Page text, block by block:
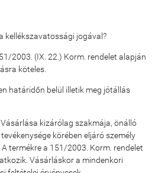
kellékszavatossági jogával?
2003. (IX. 22.) Korm. rendelet alapján
köteles.
határidőn belül illetik meg jótállás
kizárólag szakmája, önálló
körében eljáró személy
termékre a 151/2003. Korm. rendelet
Vásárláskor a mindenkori